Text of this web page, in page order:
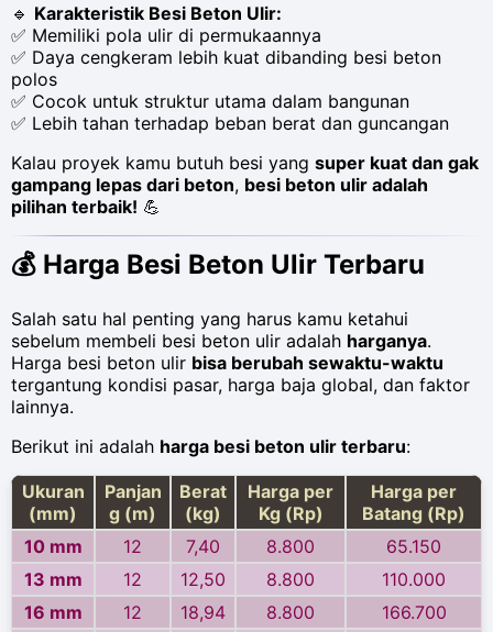
🔹 Karakteristik Besi Beton Ulir:
✅ Memiliki pola ulir di permukaannya
✅ Daya cengkeram lebih kuat dibanding besi beton
polos
✅ Cocok untuk struktur utama dalam bangunan
✅ Lebih tahan terhadap beban berat dan guncangan
Kalau proyek kamu butuh besi yang super kuat dan gak
gampang lepas dari beton, besi beton ulir adalah
pilihan terbaik! 💪
💰 Harga Besi Beton Ulir Terbaru
Salah satu hal penting yang harus kamu ketahui
sebelum membeli besi beton ulir adalah harganya.
Harga besi beton ulir bisa berubah sewaktu-waktu
tergantung kondisi pasar, harga baja global, dan faktor
lainnya.
Berikut ini adalah harga besi beton ulir terbaru:
Ukuran
(mm)
Panjan
g (m)
Berat
(kg)
Harga per
Kg (Rp)
Harga per
Batang (Rp)
10 mm
12 7,40 8.800
65.150
13 mm
12 12,50 8.800
110.000
16 mm
12 18,94 8.800
166.700